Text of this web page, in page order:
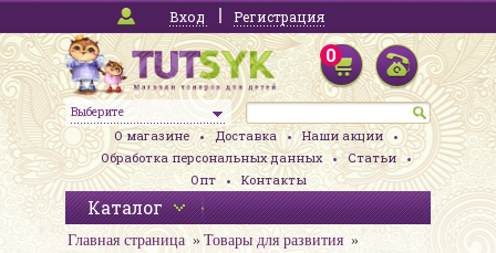
Вход Регистрация
Выберите
0
О магазине Доставка
Наши акции
Обработка персональных данных
Статьи
Опт
Контакты
Каталог
Главная страница
Товары для развития